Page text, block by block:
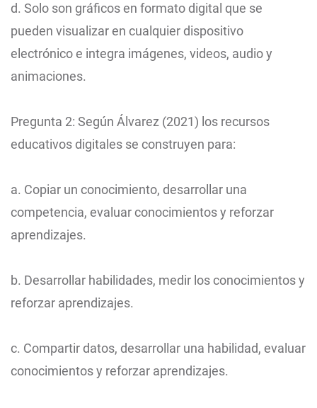
d. Solo son gráficos en formato digital que se
pueden visualizar en cualquier dispositivo
electrónico e integra imágenes, videos, audio y
animaciones.
Pregunta 2: Según Álvarez (2021) los recursos
educativos digitales se construyen para:
a. Copiar un conocimiento, desarrollar una
competencia, evaluar conocimientos y reforzar
aprendizajes.
b. Desarrollar habilidades, medir los conocimientos y
reforzar aprendizajes.
c. Compartir datos, desarrollar una habilidad, evaluar
conocimientos y reforzar aprendizajes.